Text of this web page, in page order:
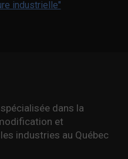
industrielle"
dans la
et
industries au Québec